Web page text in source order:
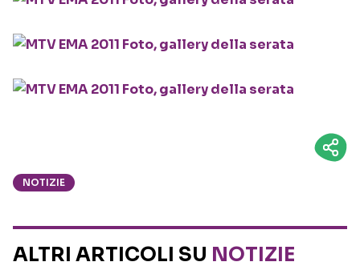
NOTIZIE
ALTRI ARTICOLI SU NOTIZIE